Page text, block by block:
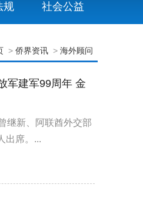
规 社会公益
> 侨界资讯 > 海外顾问
军建军99周年 金
继新、阿联酋外交部
出席。...